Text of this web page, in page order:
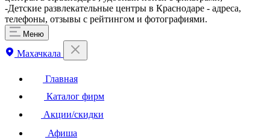
-Детские развлекательные центры в Краснодаре - адреса,
телефоны, отзывы с рейтингом и фотографиями.
Меню
Махачкала
Главная
Каталог фирм
Акции/скидки
Афиша